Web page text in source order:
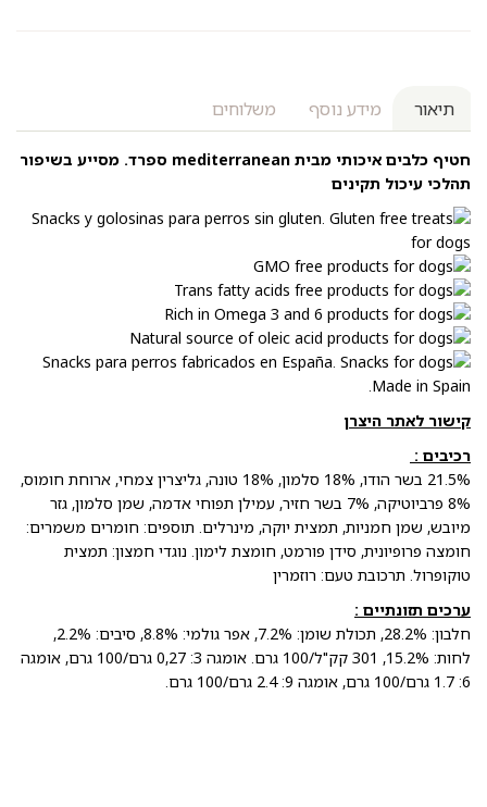
תיאור מידע נוסף משלוחים
חטיף כלבים איכותי מבית mediterranean ספרד. מסייע בשיפור
תהלכי עיכול תקינים
קישור לאתר היצרן
רכיבים :
21.5% בשר הודו, 18% סלמון, 18% טונה, גליצרין צמחי, ארוחת חומוס,
8% פרביוטיקה, 7% בשר חזיר, עמילן תפוחי אדמה, שמן סלמון, גזר
מיובש, שמן חמניות, תמצית יוקה, מינרלים. תוספים: חומרים משמרים:
חומצה פרופיונית, סידן פורמט, חומצת לימון. נוגדי חמצון: תמצית
טוקופרול. תרכובת טעם: רוזמרין
ערכים תזונתיים :
חלבון: 28.2%, תכולת שומן: 7.2%, אפר גולמי: 8.8%, סיבים: 2.2%,
לחות: 15.2%, 301 קק"ל/100 גרם. אומגה 3: 0,27 גרם/100 גרם, אומגה
6: 1.7 גרם/100 גרם, אומגה 9: 2.4 גרם/100 גרם.